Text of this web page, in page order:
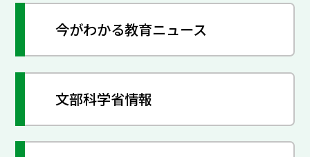
今がわかる教育ニュース
文部科学省情報